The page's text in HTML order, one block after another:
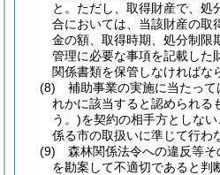
と。 ただし、取得財産で、処
合においては、当該財産の取
金の額、取得時期、処分制限
管理に必要な事項を記載した
関係書類を保管しなければな
(8)
補助事業の実施に当たって
れかに該当すると認められる
う。)を契約の相手方としな
係る市の取扱いに準じて行わ
(9)
森林関係法令への違反等
を勘案して不適切であると判